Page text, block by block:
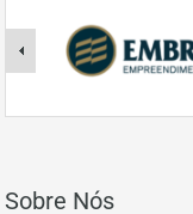
Sobre Nós